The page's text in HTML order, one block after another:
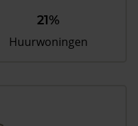
21%
Huurwoningen